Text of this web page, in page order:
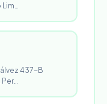
437-B
Per…